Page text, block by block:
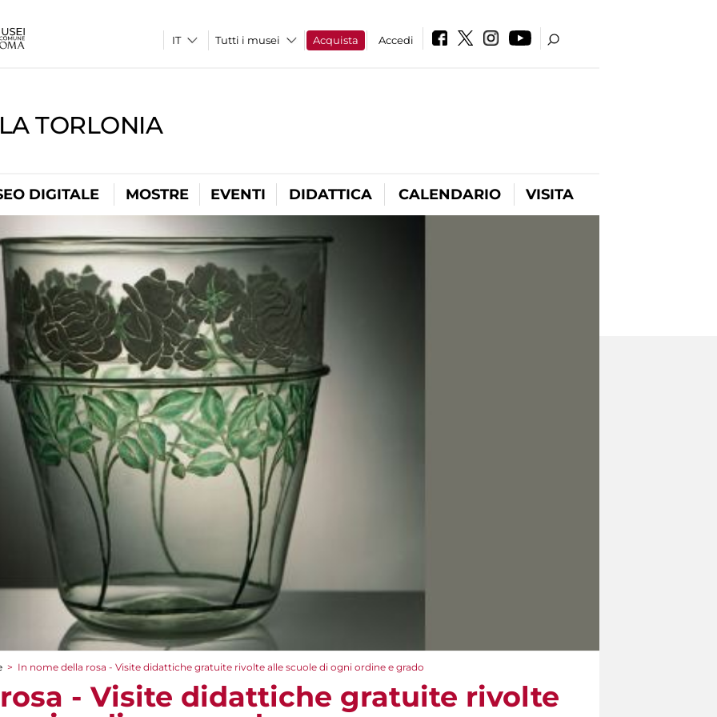
Tutti i musei Acquista Accedi
TORLONIA
DIGITALE MOSTRE EVENTI DIDATTICA CALENDARIO VISITA
> In nome della rosa - Visite didattiche gratuite rivolte alle scuole di ogni ordine e grado
- Visite didattiche gratuite rivolte